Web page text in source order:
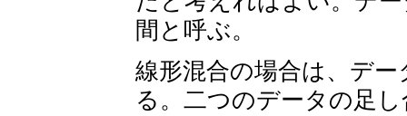
間と呼ぶ。
線形混合の場合は、デ
る。二つのデータの足